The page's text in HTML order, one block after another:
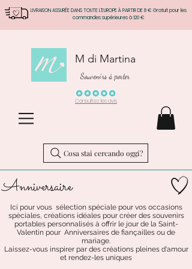
LIVRAISON ASSURÉE DANS TOUTE L'EUROPE À PARTIR DE 8 € Gratuit pour les
commandes supérieures à 120 €
M di Martina
Souvenirs à porter
Consultez les avis
Cosa stai cercando oggi?
Anniversaire
Ici pour vous sélection spéciale pour vos occasions
spéciales, créations idéales pour créer des souvenirs
portables personnalisés à offrir le jour de la Saint-
Valentin pour Anniversaires de fiançailles ou de
mariage.
Laissez-vous inspirer par des créations pleines d'amour
et rendez-les uniques